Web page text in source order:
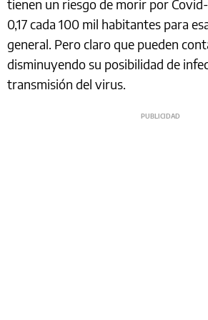
tienen un riesgo de morir por
0,17 cada 100 mil habitantes para
general. Pero claro que pueden
disminuyendo su posibilidad de
transmisión del virus.